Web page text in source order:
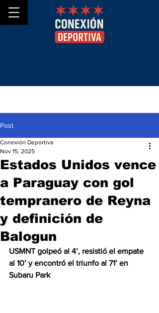
Post
Estados Unidos vence
a Paraguay con gol
tempranero de Reyna
y definición de
Balogun
Conexión Deportiva
Nov 15, 2025
USMNT golpeó al 4’, resistió el empate
al 10’ y encontró el triunfo al 71’ en
Subaru Park